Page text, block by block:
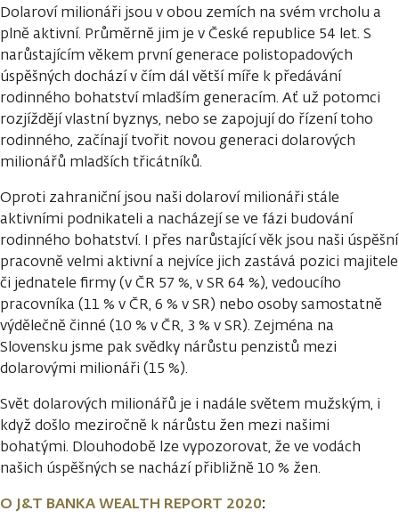
Dolaroví milionáři jsou v obou zemích na svém vrcholu a
plně aktivní. Průměrně jim je v České republice 54 let. S
narůstajícím věkem první generace polistopadových
úspěšných dochází v čím dál větší míře k předávání
rodinného bohatství mladším generacím. Ať už potomci
rozjíždějí vlastní byznys, nebo se zapojují do řízení toho
rodinného, začínají tvořit novou generaci dolarových
milionářů mladších třicátníků.
Oproti zahraniční jsou naši dolaroví milionáři stále
aktivními podnikateli a nacházejí se ve fázi budování
rodinného bohatství. I přes narůstající věk jsou naši úspěšní
pracovně velmi aktivní a nejvíce jich zastává pozici majitele
či jednatele firmy (v ČR 57 %, v SR 64 %), vedoucího
pracovníka (11 % v ČR, 6 % v SR) nebo osoby samostatně
výdělečně činné (10 % v ČR, 3 % v SR). Zejména na
Slovensku jsme pak svědky nárůstu penzistů mezi
dolarovými milionáři (15 %).
Svět dolarových milionářů je i nadále světem mužským, i
když došlo meziročně k nárůstu žen mezi našimi
bohatými. Dlouhodobě lze vypozorovat, že ve vodách
našich úspěšných se nachází přibližně 10 % žen.
O J&T BANKA WEALTH REPORT 2020: